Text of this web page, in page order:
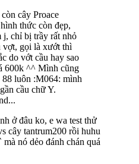
cây Proace
thức còn đẹp,
j, chỉ bị trầy rất nhỏ
vợt, gọi là xướt thì
do vớt cầu hay sao
600k ^^ Mình cũng
88 luôn :M064: mình
cầu chữ Y.
ở đâu ko, e wa test thử
cây tantrum200 rồi huhu
nó dẻo đánh chán quá